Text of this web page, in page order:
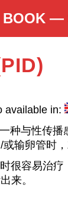
BOOK —
available in:
种与性传
输卵管时
很容易治
来。